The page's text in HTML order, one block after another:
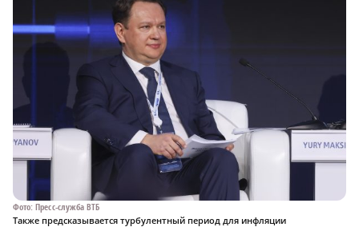
Фото: Пресс-служба ВТБ
Также предсказывается турбулентный период для инфляции